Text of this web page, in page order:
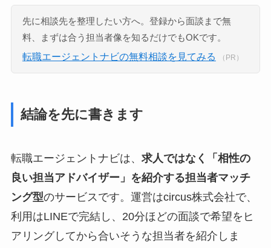
先に相談先を整理したい方へ。登録から面談まで無
料、まずは合う担当者像を知るだけでもOKです。
転職エージェントナビの無料相談を見てみる （PR）
結論を先に書きます
転職エージェントナビは、 求人ではなく「相性の
良い担当アドバイザー」を紹介する担当者マッチ
ング型のサービスです。運営はcircus株式会社で、
利用はLINEで完結し、20分ほどの面談で希望をヒ
アリングしてから合いそうな担当者を紹介しま